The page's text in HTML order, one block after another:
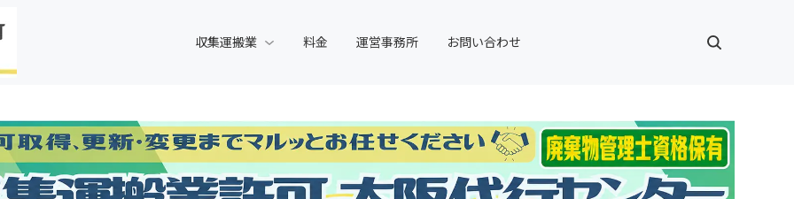
収集運搬業 料金 運営事務所 お問い合わせ